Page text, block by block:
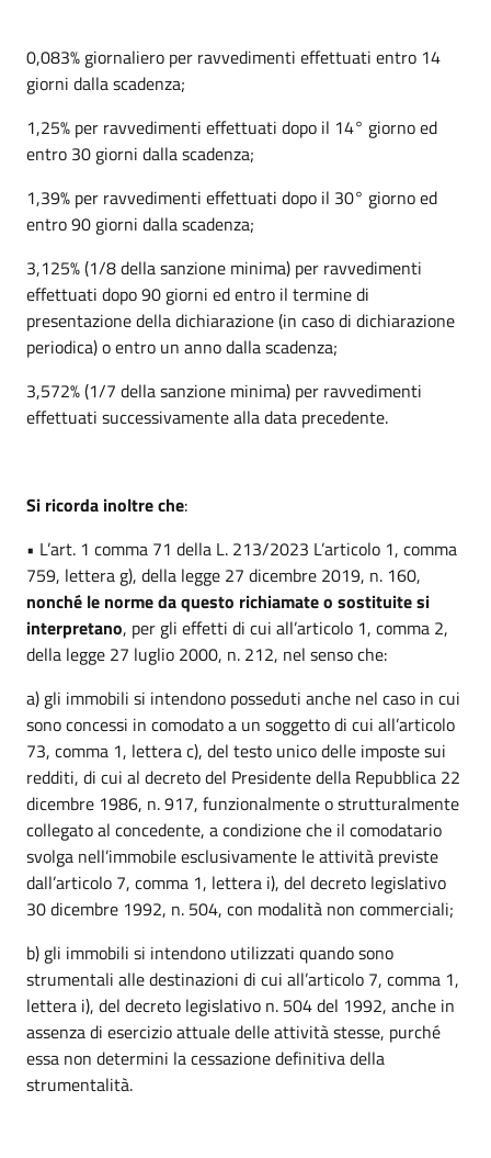
0,083% giornaliero per ravvedimenti effettuati entro 14
giorni dalla scadenza;
1,25% per ravvedimenti effettuati dopo il 14° giorno ed
entro 30 giorni dalla scadenza;
1,39% per ravvedimenti effettuati dopo il 30° giorno ed
entro 90 giorni dalla scadenza;
3,125% (1/8 della sanzione minima) per ravvedimenti
effettuati dopo 90 giorni ed entro il termine di
presentazione della dichiarazione (in caso di dichiarazione
periodica) o entro un anno dalla scadenza;
3,572% (1/7 della sanzione minima) per ravvedimenti
effettuati successivamente alla data precedente.
Si ricorda inoltre che:
• L’art. 1 comma 71 della L. 213/2023 L’articolo 1, comma
759, lettera g), della legge 27 dicembre 2019, n. 160,
nonché le norme da questo richiamate o sostituite si
interpretano, per gli effetti di cui all’articolo 1, comma 2,
della legge 27 luglio 2000, n. 212, nel senso che:
a) gli immobili si intendono posseduti anche nel caso in cui
sono concessi in comodato a un soggetto di cui all’articolo
73, comma 1, lettera c), del testo unico delle imposte sui
redditi, di cui al decreto del Presidente della Repubblica 22
dicembre 1986, n. 917, funzionalmente o strutturalmente
collegato al concedente, a condizione che il comodatario
svolga nell’immobile esclusivamente le attività previste
dall’articolo 7, comma 1, lettera i), del decreto legislativo
30 dicembre 1992, n. 504, con modalità non commerciali;
b) gli immobili si intendono utilizzati quando sono
strumentali alle destinazioni di cui all’articolo 7, comma 1,
lettera i), del decreto legislativo n. 504 del 1992, anche in
assenza di esercizio attuale delle attività stesse, purché
essa non determini la cessazione definitiva della
strumentalità.